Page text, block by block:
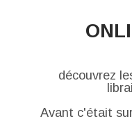
découvrez
Avant c'était